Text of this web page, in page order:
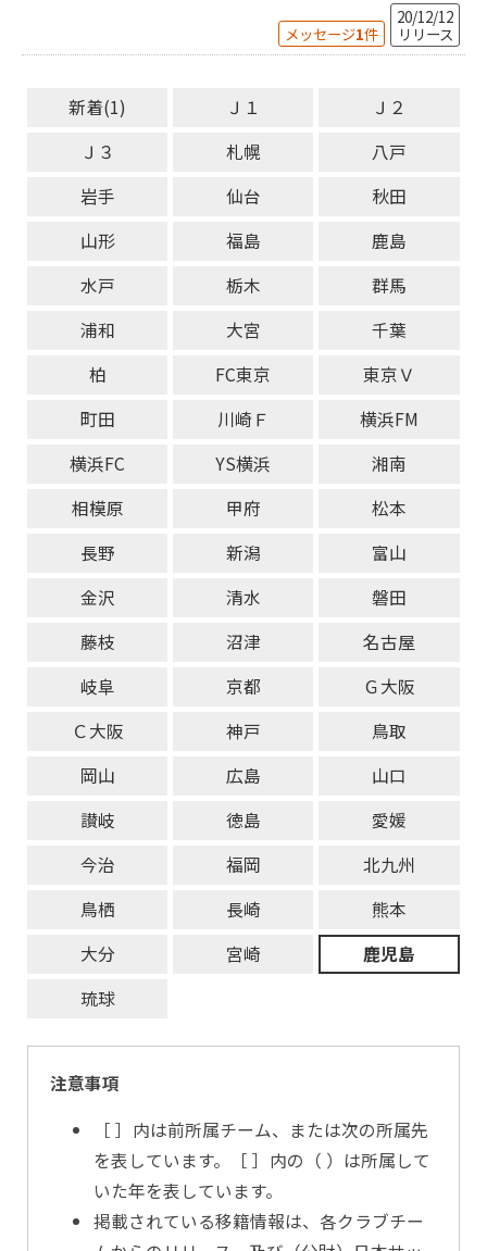
メッセージ1件
20/12/12
リリース
新着(1) Ｊ１
Ｊ２
Ｊ３
札幌
八戸
岩手
仙台
秋田
山形
福島
鹿島
水戸
栃木
群馬
浦和
大宮
千葉
柏
FC東京
東京Ｖ
町田
川崎Ｆ
横浜FM
横浜FC
YS横浜
湘南
相模原
甲府
松本
長野
新潟
富山
金沢
清水
磐田
藤枝
沼津
名古屋
岐阜
京都
Ｇ大阪
Ｃ大阪
神戸
鳥取
岡山
広島
山口
讃岐
徳島
愛媛
今治
福岡
北九州
鳥栖
長崎
熊本
大分
宮崎
鹿児島
琉球
注意事項
［ ］内は前所属チーム、または次の所属先
を表しています。［ ］内の（ ）は所属して
いた年を表しています。
掲載されている移籍情報は、各クラブチー